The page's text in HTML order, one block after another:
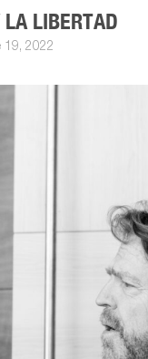
LA LIBERTAD
19, 2022